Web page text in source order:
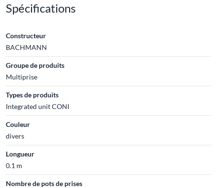
Spécifications
Constructeur
BACHMANN
Groupe de produits
Multiprise
Types de produits
Integrated unit CONI
Couleur
divers
Longueur
0.1 m
Nombre de pots de prises